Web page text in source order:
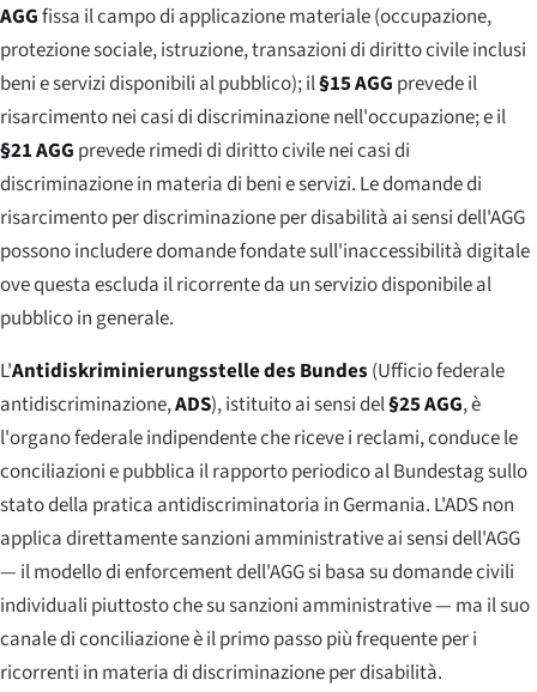
AGGfissa il campo di applicazione materiale (occupazione,
protezione sociale, istruzione, transazioni di diritto civile inclusi
beni e servizi disponibili al pubblico); il§15 AGG prevede il
risarcimento nei casi di discriminazione nell'occupazione; e il
§21 AGG prevede rimedi di diritto civile nei casi di
discriminazione in materia di beni e servizi. Le domande di
risarcimento per discriminazione per disabilità ai sensi dell'AGG
possono includere domande fondate sull'inaccessibilità digitale
ove questa escluda il ricorrente da un servizio disponibile al
pubblico in generale.
L'Antidiskriminierungsstelle des Bundes (Ufficio federale
antidiscriminazione,ADS), istituito ai sensi del§25 AGG, è
l'organo federale indipendente che riceve i reclami, conduce le
conciliazioni e pubblica il rapporto periodico al Bundestag sullo
stato della pratica antidiscriminatoria in Germania. L'ADS non
applica direttamente sanzioni amministrative ai sensi dell'AGG
— il modello di enforcement dell'AGG si basa su domande civili
individuali piuttosto che su sanzioni amministrative — ma il suo
canale di conciliazione è il primo passo più frequente per i
ricorrenti in materia di discriminazione per disabilità.